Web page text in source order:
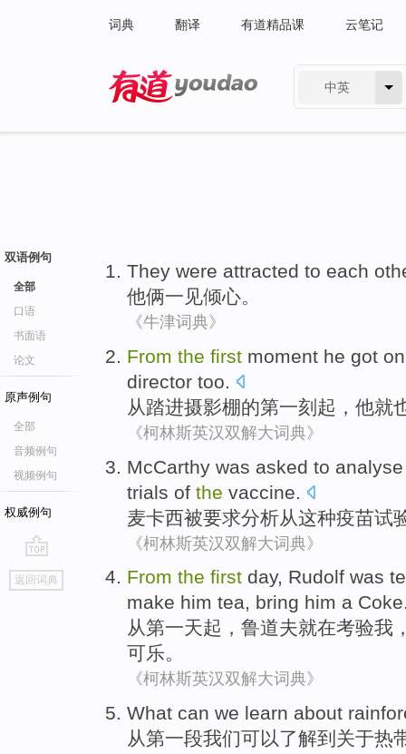
词典 翻译 有道精品课 云笔记
中英
双语例句
全部
口语
书面语
论文
原声例句
全部
音频例句
视频例句
权威例句
go
top
返回词典
They were attracted to each
他俩一见倾心。
《牛津词典》
From the first moment he got
director too.
从踏进摄影棚的第一刻起 ， 他就
《柯林斯英汉双解大词典》
McCarthy was asked to analyse
trials of the vaccine
麦卡西被要求分析从这种疫苗试
《柯林斯英汉双解大词典》
From the first day, Rudolf was
make him tea, bring him a Coke
从第一天起 ， 鲁道夫就在考验我
可乐。
《柯林斯英汉双解大词典》
What can we learn about
从第一段我们可以了解到关于热